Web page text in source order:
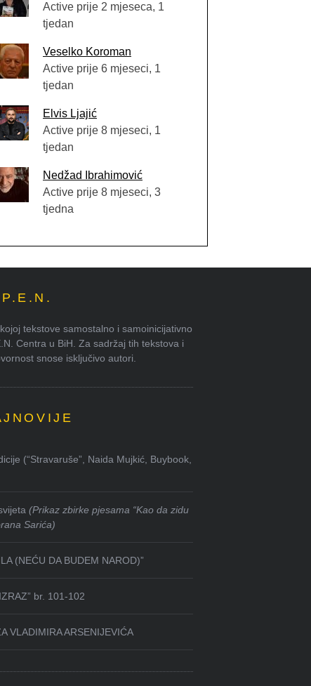
Active prije 2 mjeseca, 1
tjedan
Veselko Koroman
Active prije 6 mjeseci, 1
tjedan
Elvis Ljajić
Active prije 8 mjeseci, 1
tjedan
Nedžad Ibrahimović
Active prije 8 mjeseci, 3
tjedna
P.E.N.
tekstove samostalno i samoinicijativno
Centra u BiH. Za sadržaj tih tekstova i
snose isključivo autori.
(“Stravaruše”, Naida Mujkić, Buybook,
(Prikaz zbirke pjesama “Kao da zidu
Sarića)
(NEĆU DA BUDEM NAROD)”
br. 101-102
VLADIMIRA ARSENIJEVIĆA